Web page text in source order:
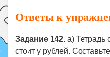
Ответы к
Задание 142. а) Тетрадь
стоит y рублей.